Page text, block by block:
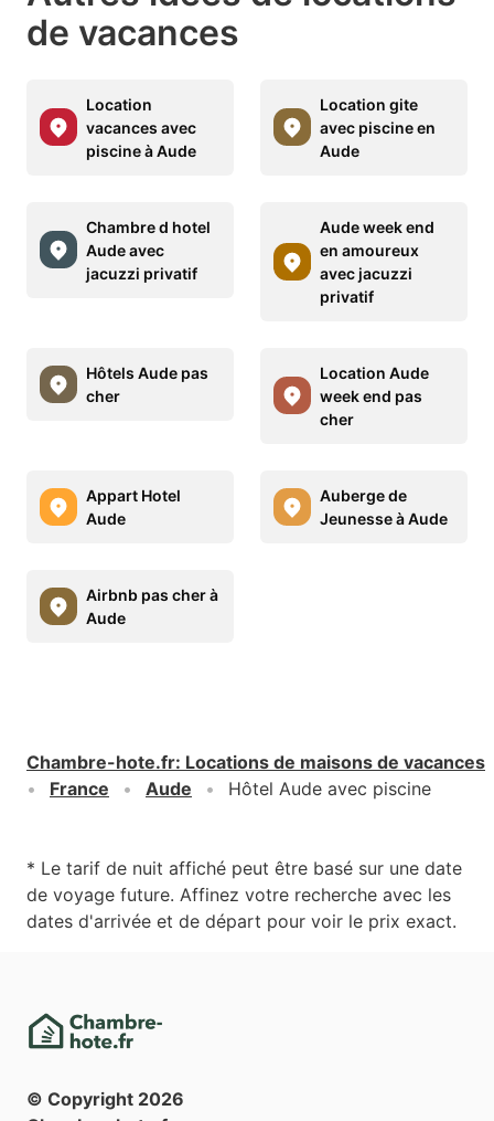
de vacances
Location
vacances avec
piscine à Aude
Location gite
avec piscine en
Aude
Chambre d hotel
Aude avec
jacuzzi privatif
Aude week end
en amoureux
avec jacuzzi
privatif
Hôtels Aude pas
cher
Location Aude
week end pas
cher
Appart Hotel
Aude
Auberge de
Jeunesse à Aude
Airbnb pas cher à
Aude
Chambre-hote.fr: Locations de maisons de vacances
France
Aude Hôtel Aude avec piscine
* Le tarif de nuit affiché peut être basé sur une date
de voyage future. Affinez votre recherche avec les
dates d'arrivée et de départ pour voir le prix exact.
© Copyright 2026